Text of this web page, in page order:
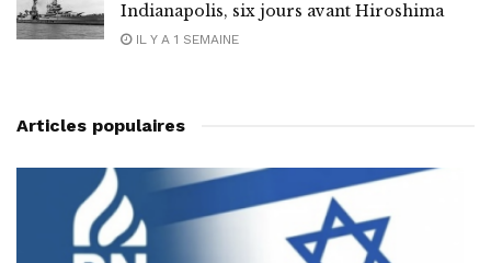
Indianapolis, six jours avant Hiroshima
IL Y A 1 SEMAINE
Articles populaires